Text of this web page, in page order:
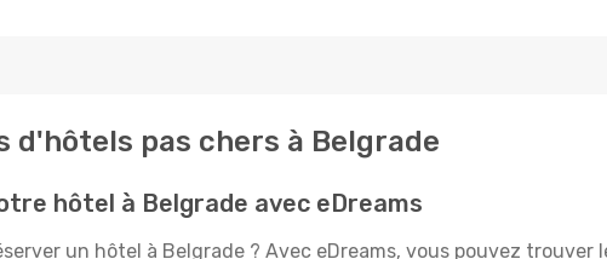
d'hôtels pas chers à Belgrade
hôtel à Belgrade avec eDreams
un hôtel à Belgrade ? Avec eDreams, vous pouvez